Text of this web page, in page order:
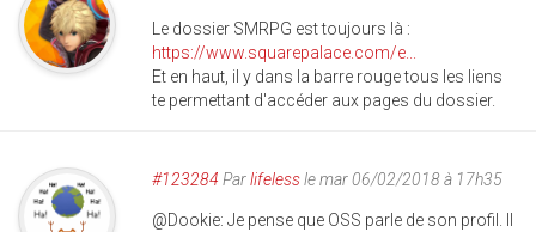
Le dossier SMRPG est toujours là :
https://www.squarepalace.com/e...
Et en haut, il y dans la barre rouge tous les liens
te permettant d'accéder aux pages du dossier.
#123284 Parlifelessle mar 06/02/2018 à 17h35
@Dookie: Je pense que OSS parle de son profil. Il